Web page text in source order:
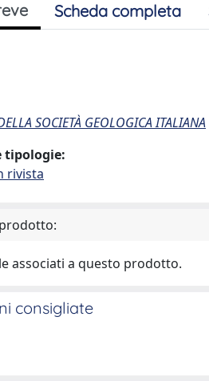
Scheda completa
SOCIETÀ GEOLOGICA ITALIANA
tipologie:
rivista
associati a questo prodotto.
consigliate